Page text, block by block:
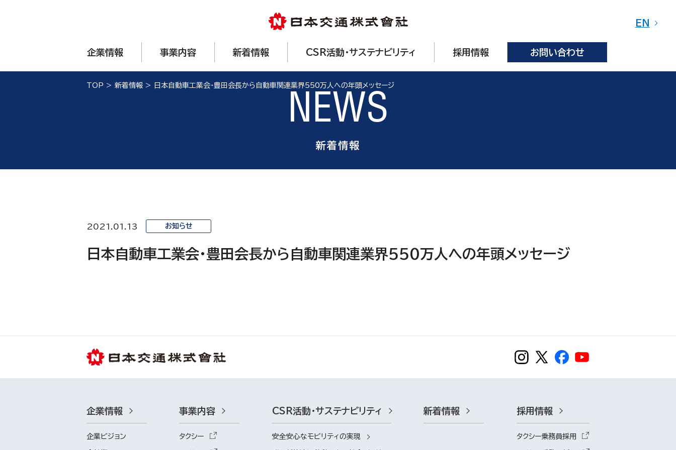
EN
企業情報 事業内容 新着情報 CSR活動・サステナビリティ 採用情報 お問い合わせ
TOP > 新着情報 > 日本自動車工業会・豊田会長から自動車関連業界550万人への年頭メッセージ
NEWS
新着情報
2021.01.13 お知らせ
日本自動車工業会・豊田会長から自動車関連業界550万人への年頭メッセージ
企業情報
企業ビジョン
事業内容
タクシー
CSR活動・サステナビリティ
安全安心なモビリティの実現
新着情報 採用情報
タクシー乗務員採用